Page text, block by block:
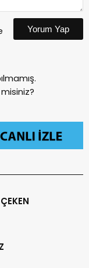
Yorum Yap